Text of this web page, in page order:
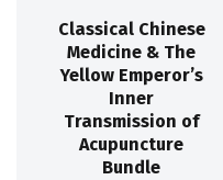
Classical Chinese
Medicine & The
Yellow Emperor’s
Inner
Transmission of
Acupuncture
Bundle